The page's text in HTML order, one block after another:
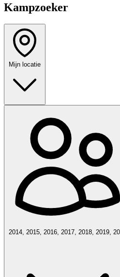
Kampzoeker
Mijn locatie
2014, 2015, 2016, 2017, 2018, 2019,